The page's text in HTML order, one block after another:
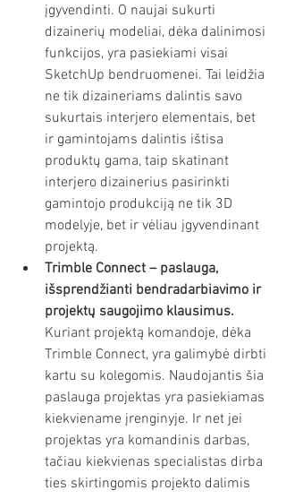
įgyvendinti. O naujai sukurti
dizainerių modeliai, dėka dalinimosi
funkcijos, yra pasiekiami visai
SketchUp bendruomenei. Tai leidžia
ne tik dizaineriams dalintis savo
sukurtais interjero elementais, bet
ir gamintojams dalintis ištisa
produktų gama, taip skatinant
interjero dizainerius pasirinkti
gamintojo produkciją ne tik 3D
modelyje, bet ir vėliau įgyvendinant
projektą.
Trimble Connect – paslauga,
išsprendžianti bendradarbiavimo ir
projektų saugojimo klausimus.
Kuriant projektą komandoje, dėka
Trimble Connect, yra galimybė dirbti
kartu su kolegomis. Naudojantis šia
paslauga projektas yra pasiekiamas
kiekviename įrenginyje. Ir net jei
projektas yra komandinis darbas,
tačiau kiekvienas specialistas dirba
ties skirtingomis projekto dalimis